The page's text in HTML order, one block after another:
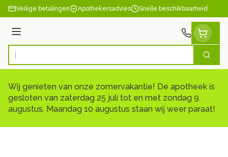
Ga naar de inhoud
Veilige betalingen Apothekersadvies Snelle beschikbaarheid
Menu
Product, merk, categorie... Zoek
Wij genieten van onze zomervakantie! De apotheek is
gesloten van zaterdag 25 juli tot en met zondag 9
augustus. Maandag 10 augustus staan wij weer paraat!